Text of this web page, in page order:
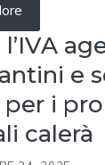
e
i
calerà